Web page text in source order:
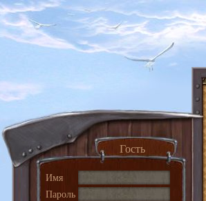
Гость
Имя
Пароль